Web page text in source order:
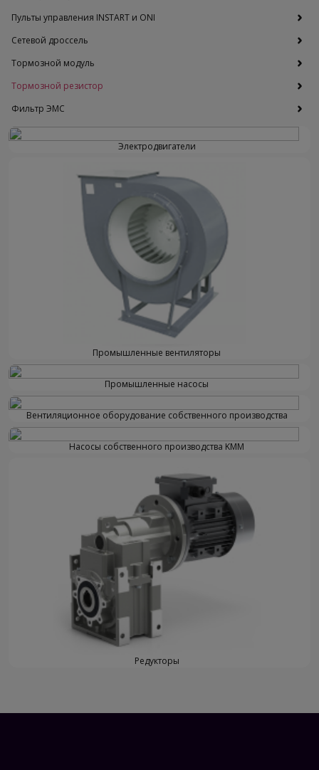
Пульты управления INSTART и ONI
Сетевой дроссель
Тормозной модуль
Тормозной резистор
Фильтр ЭМС
Электродвигатели
Промышленные вентиляторы
Промышленные насосы
Вентиляционное оборудование собственного производства
Насосы собственного производства KMM
Редукторы